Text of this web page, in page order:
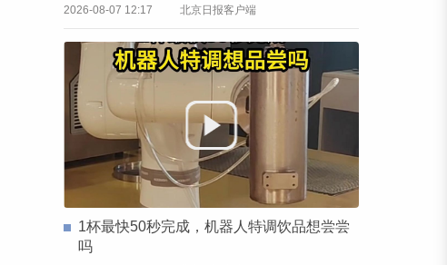
2026-08-07 12:17 北京日报客户端
1杯最快50秒完成，机器人特调饮品想尝尝
吗